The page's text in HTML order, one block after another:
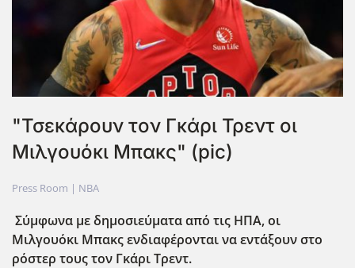
"Τσεκάρουν τον Γκάρι Τρεντ οι
Μιλγουόκι Μπακς" (pic)
Press Room | NBA
Σύμφωνα με δημοσιεύματα από τις ΗΠΑ, οι
Μιλγουόκι Μπακς ενδιαφέρονται να εντάξουν στο
ρόστερ τους τον Γκάρι Τρεντ.